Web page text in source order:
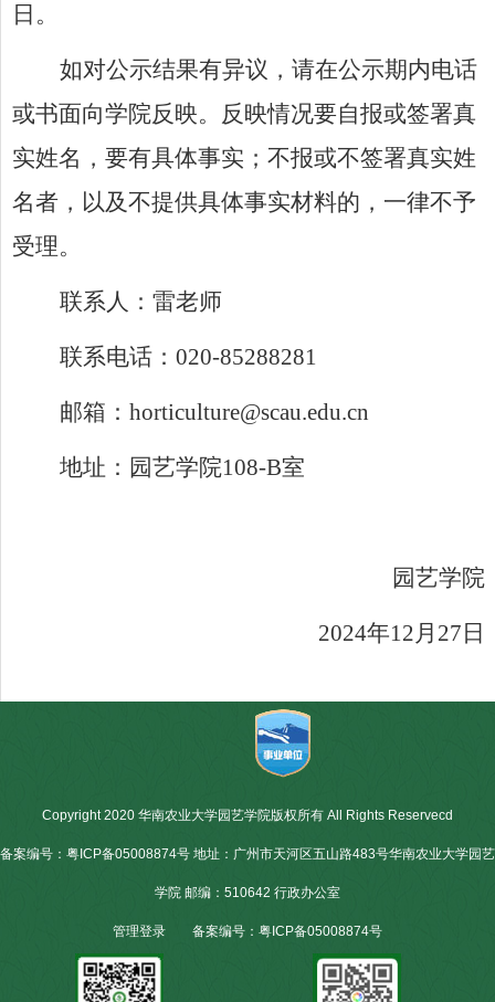
日。
如对公示结果有异议，请在公示期内电话
或书面向学院反映。反映情况要自报或签署真
实姓名，要有具体事实；不报或不签署真实姓
名者，以及不提供具体事实材料的，一律不予
受理。
联系人：雷老师
联系电话： 020-85288281
邮箱： horticulture@scau.edu.cn
地址：园艺学院108-B室
园艺学院
2024年12月 27 日
Copyright 2020 华南农业大学园艺学院版权所有 All Rights Reservecd
备案编号：粤ICP备05008874号 地址：广州市天河区五山路483号华南农业大学园艺
学院 邮编：510642 行政办公室
管理登录 备案编号：粤ICP备05008874号